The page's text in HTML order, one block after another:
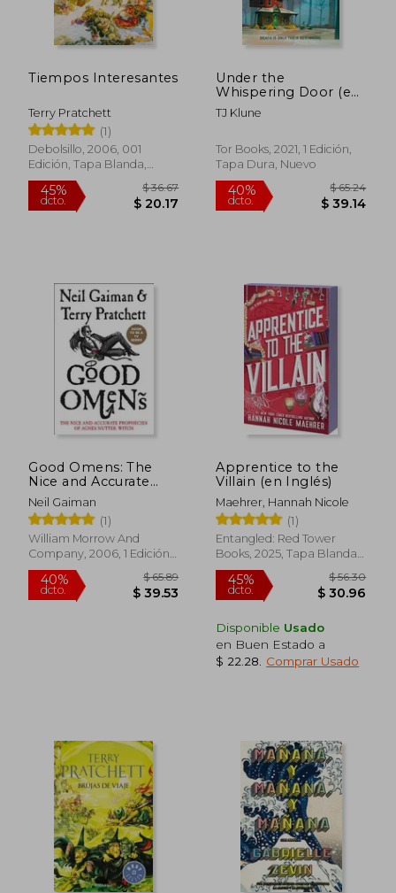
45%
dcto. dcto.
Tiempos Interesantes
Terry Pratchett
(1)
Debolsillo, 2006, 001
Edición, Tapa Blanda,
Nuevo
45%
dcto.
$ 36.67
$ 20.17
Under the
Whispering Door (en
Inglés)
TJ Klune
Tor Books, 2021, 1 Edición,
Tapa Dura, Nuevo
40%
dcto. $
Good Omens: The
Nice and Accurate
Prophecies of Agnes
Nutter, Witch (en
Inglés)
Neil Gaiman
(1)
William Morrow And
Company, 2006, 1 Edición,
Tapa Dura, Nuevo
Apprentice to the
Villain (en Inglés)
Maehrer, Hannah Nicole
(1)
Entangled: Red Tower
Books, 2025, Tapa Blanda,
Nuevo
Disponible Usado
en Buen Estado a
$ 22.28
Comprar Usado